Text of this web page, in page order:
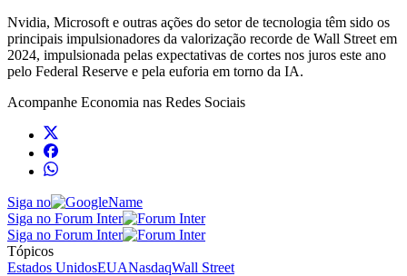
Nvidia, Microsoft e outras ações do setor de tecnologia têm sido os
principais impulsionadores da valorização recorde de Wall Street em
2024, impulsionada pelas expectativas de cortes nos juros este ano
pelo Federal Reserve e pela euforia em torno da IA.
Acompanhe Economia nas Redes Sociais
Siga no
Siga no Forum Inter
Siga no Forum Inter
Tópicos
Estados UnidosEUANasdaqWall Street